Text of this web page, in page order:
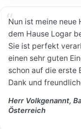
Nun ist meine neue
dem Hause Logar
Sie ist perfekt
einen sehr guten
schon auf die erste
Dank und
Herr Volkgenannt,
Österreich